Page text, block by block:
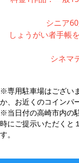
シニア
しょうがい者手帳
シネマ
※専用駐車場はござい
か、お近くのコインパ
※当日付の高崎市内の
時にご提示いただくと
す。